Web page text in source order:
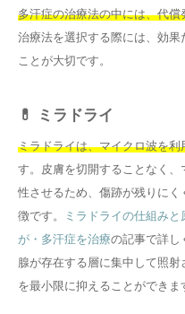
多汗症の治療法の中には、代
治療法を選択する際には、効
ことが大切です。
💊 ミラドライ
ミラドライは、マイクロ波を利
す。皮膚を切開することなく
性させるため、傷跡が残りに
徴です。
ミラドライの仕組み
が・多汗症を治療の記事で詳し
腺が存在する層に集中して照
を最小限に抑えることができま